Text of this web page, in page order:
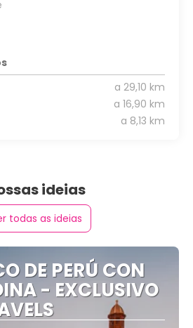
a 29,10 km
a 16,90 km
a 8,13 km
ideias
todas as ideias
DE PERÚ CON
- EXCLUSIVO